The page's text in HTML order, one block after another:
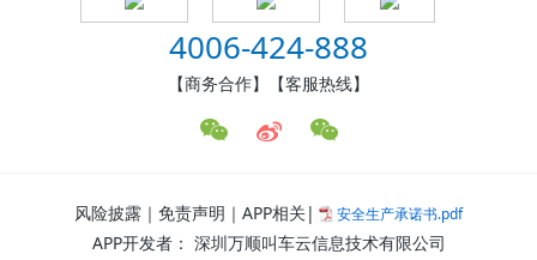
4006-424-888
【商务合作】【客服热线】
风险披露｜免责声明｜APP相关| 安全生产承诺书.pdf
APP开发者： 深圳万顺叫车云信息技术有限公司